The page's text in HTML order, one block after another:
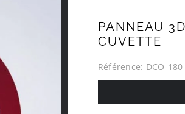
PANNEAU
CUVETTE
Référence: DCO-180